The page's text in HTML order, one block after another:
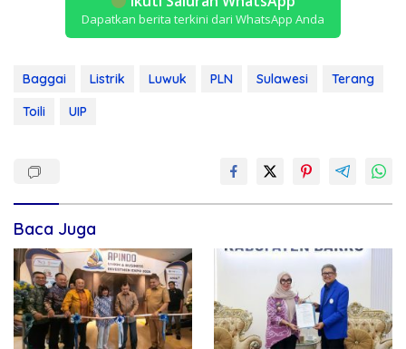
Dapatkan berita terkini dari WhatsApp Anda
Baggai Listrik Luwuk PLN Sulawesi
Terang
Toili
UIP
Baca Juga